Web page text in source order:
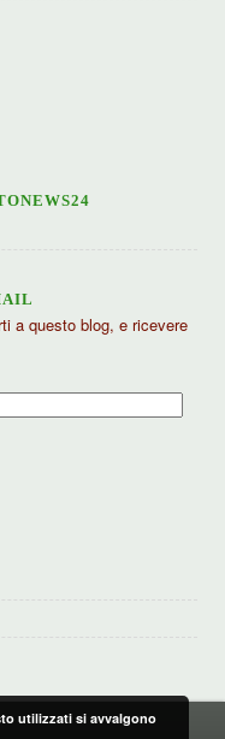
a questo blog, e ricevere
utilizzati si avvalgono